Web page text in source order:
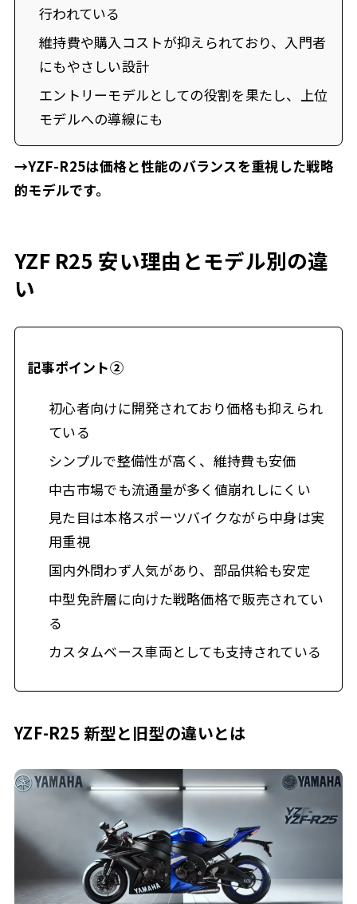
行われている
維持費や購入コストが抑えられており、入門者
にもやさしい設計
エントリーモデルとしての役割を果たし、上位
モデルへの導線にも
→YZF-R25は価格と性能のバランスを重視した戦略
的モデルです。
YZF R25 安い理由とモデル別の違
い
記事ポイント②
初心者向けに開発されており価格も抑えられ
ている
シンプルで整備性が高く、維持費も安価
中古市場でも流通量が多く値崩れしにくい
見た目は本格スポーツバイクながら中身は実
用重視
国内外問わず人気があり、部品供給も安定
中型免許層に向けた戦略価格で販売されてい
る
カスタムベース車両としても支持されている
YZF-R25 新型と旧型の違いとは